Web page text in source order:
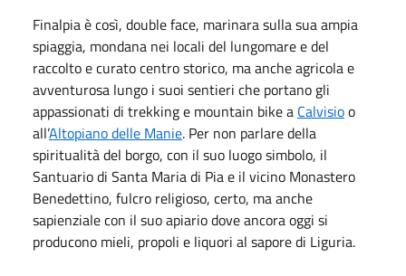
Finalpia è così, double face, marinara sulla sua ampia
spiaggia, mondana nei locali del lungomare e del
raccolto e curato centro storico, ma anche agricola e
avventurosa lungo i suoi sentieri che portano gli
appassionati di trekking e mountain bike a Calvisioo
all’Altopiano delle Manie. Per non parlare della
spiritualità del borgo, con il suo luogo simbolo, il
Santuario di Santa Maria di Pia e il vicino Monastero
Benedettino, fulcro religioso, certo, ma anche
sapienziale con il suo apiario dove ancora oggi si
producono mieli, propoli e liquori al sapore di Liguria.